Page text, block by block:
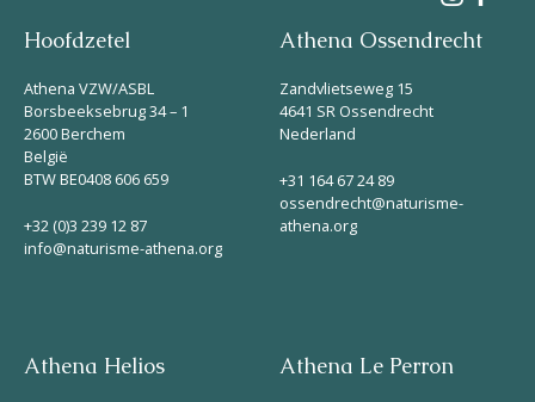
Hoofdzetel
Athena VZW/ASBL
Borsbeeksebrug 34 – 1
2600 Berchem
België
BTW BE0408 606 659
+32 (0)3 239 12 87
info@naturisme-athena.org
Athena Ossendrecht
Zandvlietseweg 15
4641 SR Ossendrecht
Nederland
+31 164 67 24 89
ossendrecht@naturisme-
athena.org
Athena Helios Athena Le Perron